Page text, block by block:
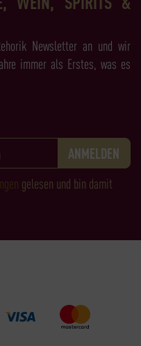
Newsletter an und wir
immer als Erstes, was es
gelesen und bin damit